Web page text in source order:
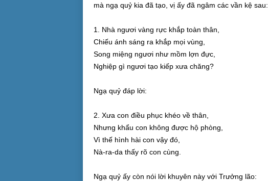
mà ngạ quỷ kia đã tạo, vị ấy đã ngâm các vần kệ sau:
1. Nhà ngươi vàng rực khắp toàn thân,
Chiếu ánh sáng ra khắp mọi vùng,
Song miệng ngươi như mồm lợn đực,
Nghiệp gì ngươi tạo kiếp xưa chăng?
Ngạ quỷ đáp lời:
2. Xưa con điều phục khéo về thân,
Nhưng khẩu con không được hộ phòng,
Vì thế hình hài con vậy đó,
Nà-ra-da thấy rõ con cùng.
Ngạ quỷ ấy còn nói lời khuyên này với Trưởng lão: